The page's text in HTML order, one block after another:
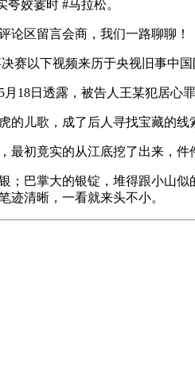
姣霎时 #马拉松。
区留言会商，我们一路聊聊！
以下视频来历于央视旧事中国
日透露，被告人王某犯居心罪
儿歌，成了后人寻找宝藏的线
初竟实的从江底挖了出来，件
掌大的银锭，堆得跟小山似
迹清晰，一看就来头不小。